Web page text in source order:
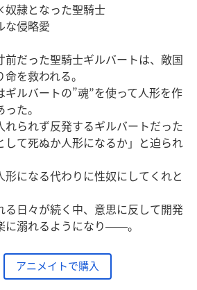
隷となった聖騎士
な侵略愛
前だった聖騎士ギルバートは、敵国
を救われる。
ギルバートの”魂”を使って人形を作
た。
れられず反発するギルバートだった
して死ぬか人形になるか」と迫られ
になる代わりに性奴にしてくれと
る日々が続く中、意思に反して開発
に溺れるようになり――。
アニメイトで購入